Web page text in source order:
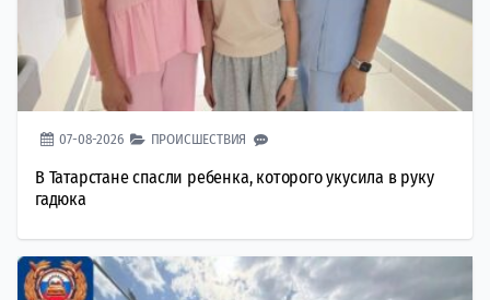
07-08-2026 ПРОИСШЕСТВИЯ
В Татарстане спасли ребенка, которого укусила в руку
гадюка